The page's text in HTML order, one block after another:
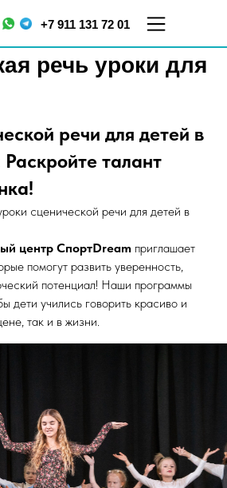
д. 7
5 этаж
ул.
+7 911 131 72 01
речь уроки для
речи для детей в
талант
сценической речи для детей в
центр СпортDream приглашает
помогут развить уверенность,
потенциал! Наши программы
дети учились говорить красиво и
так и в жизни.